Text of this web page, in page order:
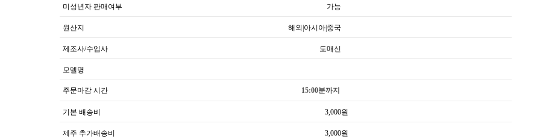
미성년자 판매여부 가능
원산지 해외|아시아|중국
제조사/수입사 도매신
모델명
주문마감 시간 15:00분까지
기본 배송비 3,000원
제주 추가배송비 3,000원